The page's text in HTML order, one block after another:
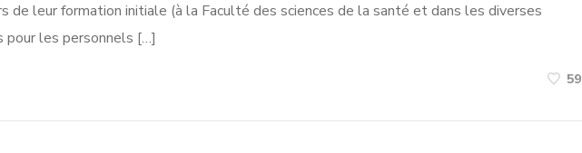
de leur formation initiale (à la Faculté des sciences de la santé et dans les diverses
pour les personnels […]
59